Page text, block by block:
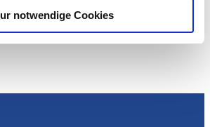
Website an unsere Partner für
und Analysen weiter. Unsere
notwendige Cookies